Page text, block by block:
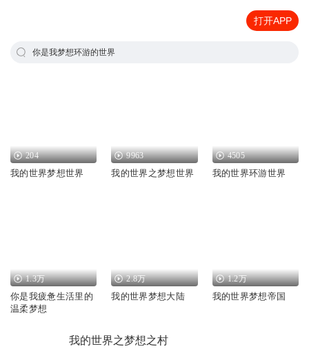
打开APP
你是我梦想环游的世界
204
我的世界梦想世界
9963
我的世界之梦想世界
4505
我的世界环游世界
1.3万
你是我疲惫生活里的
温柔梦想
2.8万
我的世界梦想大陆
1.2万
我的世界梦想帝国
我的世界之梦想之村